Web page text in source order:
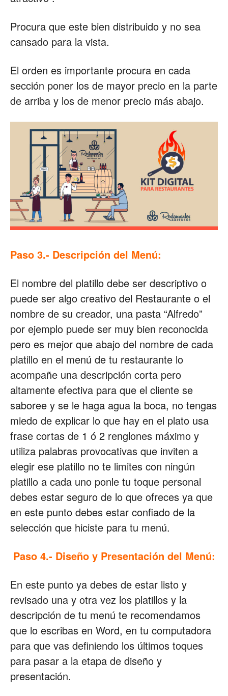
Procura que este bien distribuido y no sea
cansado para la vista.
El orden es importante procura en cada
sección poner los de mayor precio en la parte
de arriba y los de menor precio más abajo.
Paso 3.- Descripción del Menú:
El nombre del platillo debe ser descriptivo o
puede ser algo creativo del Restaurante o el
nombre de su creador, una pasta “Alfredo”
por ejemplo puede ser muy bien reconocida
pero es mejor que abajo del nombre de cada
platillo en el menú de tu restaurante lo
acompañe una descripción corta pero
altamente efectiva para que el cliente se
saboree y se le haga agua la boca, no tengas
miedo de explicar lo que hay en el plato usa
frase cortas de 1 ó 2 renglones máximo y
utiliza palabras provocativas que inviten a
elegir ese platillo no te limites con ningún
platillo a cada uno ponle tu toque personal
debes estar seguro de lo que ofreces ya que
en este punto debes estar confiado de la
selección que hiciste para tu menú.
Paso 4.- Diseño y Presentación del Menú:
En este punto ya debes de estar listo y
revisado una y otra vez los platillos y la
descripción de tu menú te recomendamos
que lo escribas en Word, en tu computadora
para que vas definiendo los últimos toques
para pasar a la etapa de diseño y
presentación.